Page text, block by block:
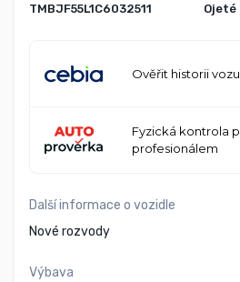
TMBJF55L1C6032511
Ojeté
Ověřit historii vozu
Fyzická kontrola
profesionálem
Další informace o vozidle
Nové rozvody
Výbava